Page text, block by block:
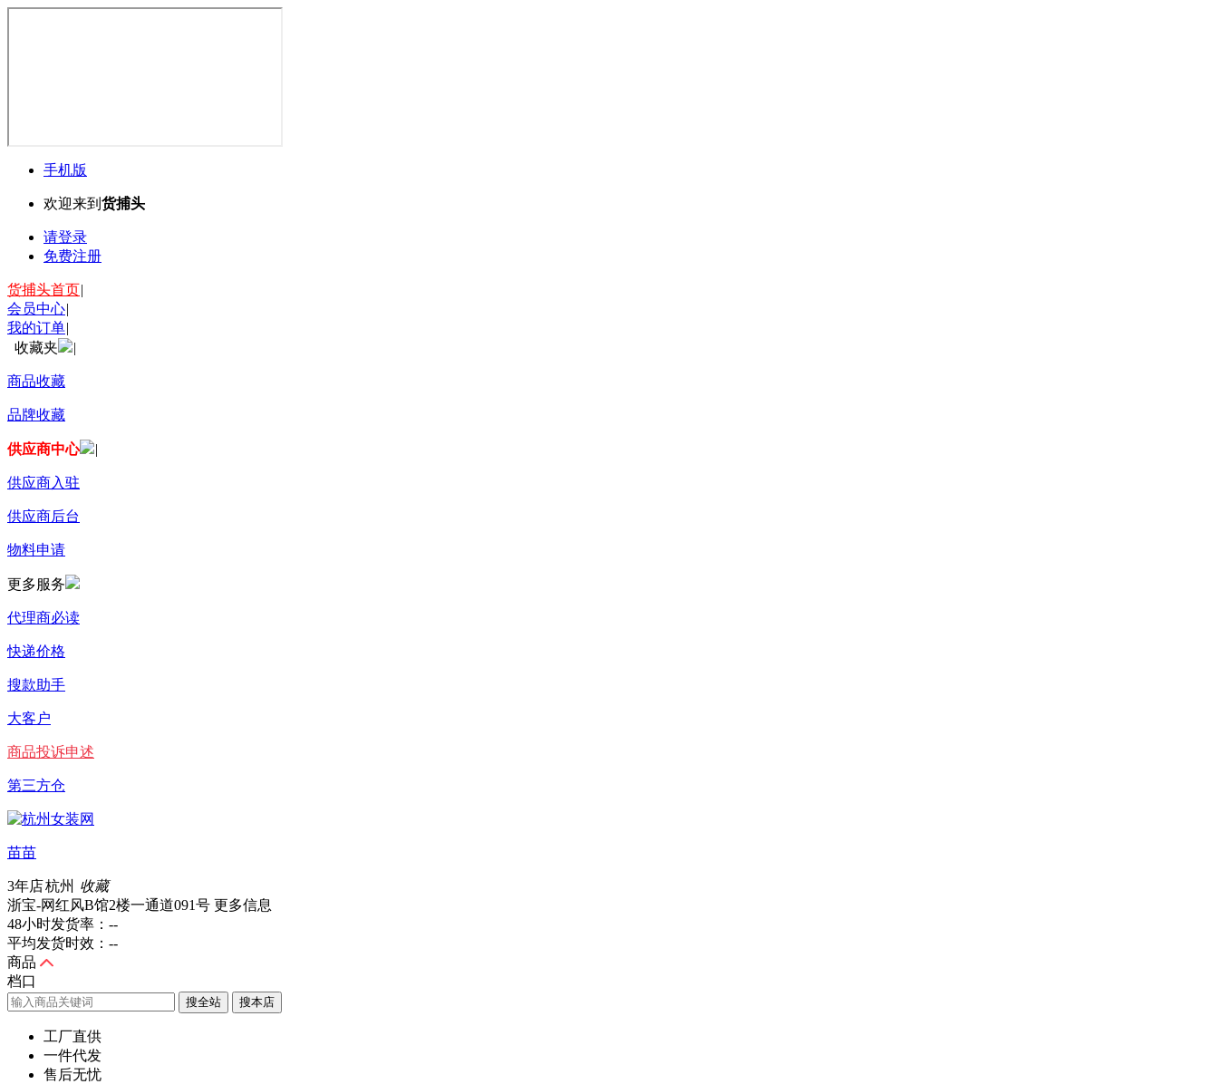
手机版
欢迎来到 货捕头
请登录
免费注册
货捕头首页|
会员中心|
我的订单|
收藏夹
|
商品收藏
品牌收藏
供应商中心 |
供应商入驻
供应商后台
物料申请
更多服务
代理商必读
快递价格
搜款助手
大客户
商品投诉申述
第三方仓
苗苗
3年店杭州 收藏
浙宝-网红风B馆2楼一通道091号 更多信息
48小时发货率： --
平均发货时效： --
商品
档口
搜全站
工厂直供
一件代发
售后无忧